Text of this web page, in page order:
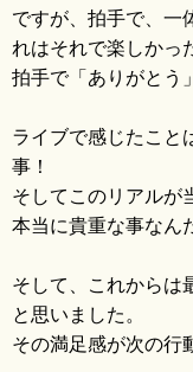
Ame
blo
ですが、拍手で、一
れはそれで楽しかっ
拍手で「ありがとう
ライブで感じたこと
事！
そしてこのリアルが
本当に貴重な事なん
そして、これからは
と思いました。
その満足感が次の行